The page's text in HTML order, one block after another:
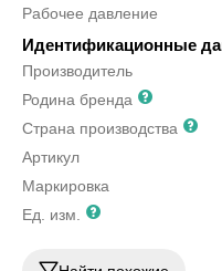
Рабочее давление
Идентификационные
Производитель
Родина бренда
Страна производства
Артикул
Маркировка
Ед. изм.